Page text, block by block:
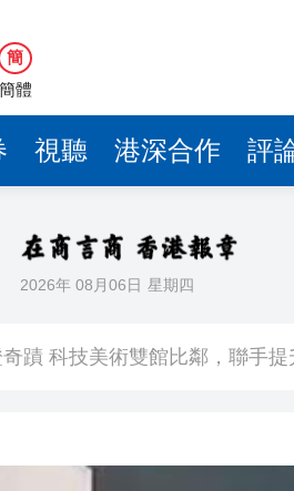
簡
簡體
視聽 港深合作 評
2026年 08月06日 星期四
相約深圳，見證奇蹟 科技美術雙館比鄰